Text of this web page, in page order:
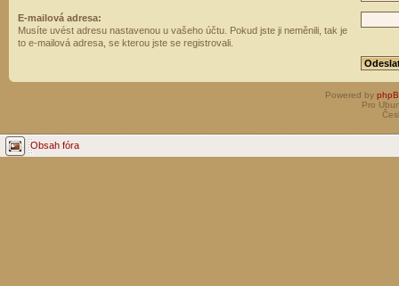
E-mailová adresa:
Musíte uvést adresu nastavenou u vašeho účtu. Pokud jste ji neměnili, tak je
to e-mailová adresa, se kterou jste se registrovali.
Powered by
Pro
Obsah fóra